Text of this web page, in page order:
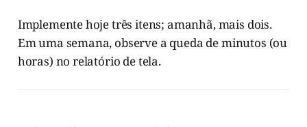
Implemente hoje três itens; amanhã, mais dois.
Em uma semana, observe a queda de minutos (ou
horas) no relatório de tela.